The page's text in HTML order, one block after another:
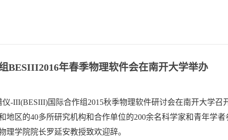
BESIII2016年春季物理软件会在南开大学举办
仪-III(BESIII)国际合作组2015秋季物理软件研讨会在南开大学
地区的40多所研究机构和合作单位的200余名科学家和青年学
理学院院长罗延安教授致欢迎辞。